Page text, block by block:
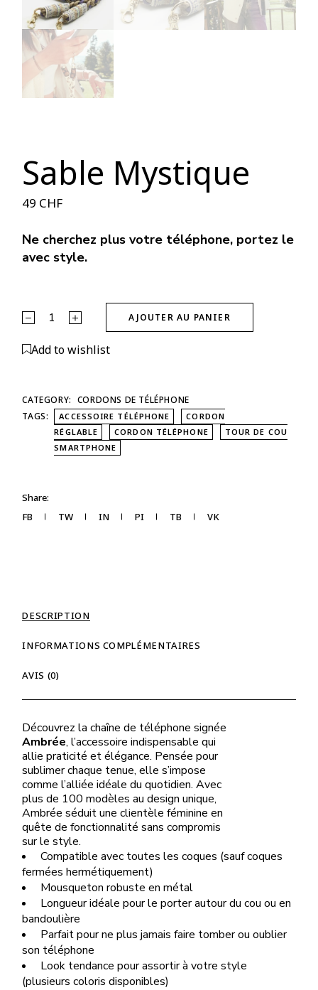
Sable Mystique
49 CHF
Ne cherchez plus votre téléphone, portez le
avec style.
Sable Mystique quantityAJOUTER AU PANIER
Alternative:
Add to wishlist
CATEGORY: CORDONS DE TÉLÉPHONE
TAGS:
ACCESSOIRE TÉLÉPHONE
CORDON
RÉGLABLE
CORDON TÉLÉPHONE
TOUR DE COU
SMARTPHONE
Share:
FB
TW IN PI TB VK
DESCRIPTION
INFORMATIONS COMPLÉMENTAIRES
AVIS (0)
Découvrez la chaîne de téléphone signée
Ambrée, l’accessoire indispensable qui
allie praticité et élégance. Pensée pour
sublimer chaque tenue, elle s’impose
comme l’alliée idéale du quotidien. Avec
plus de 100 modèles au design unique,
Ambrée séduit une clientèle féminine en
quête de fonctionnalité sans compromis
sur le style.
Compatible avec toutes les coques (sauf coques
fermées hermétiquement)
Mousqueton robuste en métal
Longueur idéale pour le porter autour du cou ou en
bandoulière
Parfait pour ne plus jamais faire tomber ou oublier
son téléphone
Look tendance pour assortir à votre style
(plusieurs coloris disponibles)